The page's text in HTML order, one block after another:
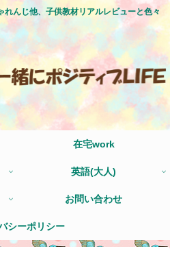
んじ他、子供教材リアルレビューと色々
在宅work
英語(大人)
お問い合わせ
シーポリシー